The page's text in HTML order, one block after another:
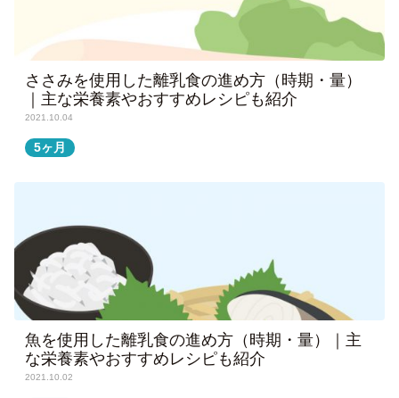
ささみを使用した離乳食の進め方（時期・量）
｜主な栄養素やおすすめレシピも紹介
2021.10.04
5ヶ月
魚を使用した離乳食の進め方（時期・量）｜主
な栄養素やおすすめレシピも紹介
2021.10.02